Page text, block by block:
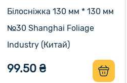
Білосніжка 130 мм * 130 мм
№30 Shanghai Foliage
Industry (Китай)
99.50 ₴